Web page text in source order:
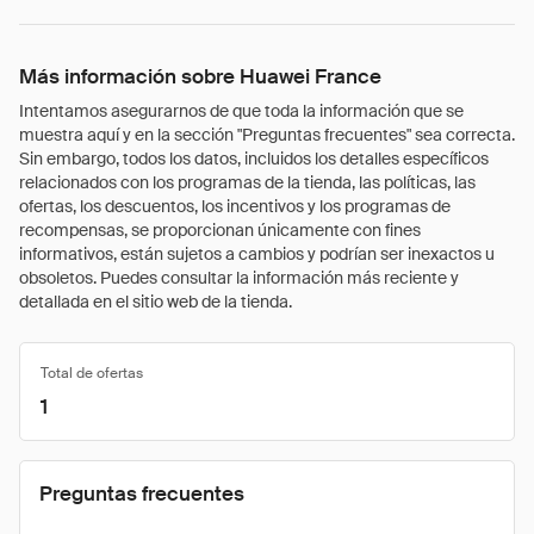
Más información sobre Huawei France
Intentamos asegurarnos de que toda la información que se
muestra aquí y en la sección "Preguntas frecuentes" sea correcta.
Sin embargo, todos los datos, incluidos los detalles específicos
relacionados con los programas de la tienda, las políticas, las
ofertas, los descuentos, los incentivos y los programas de
recompensas, se proporcionan únicamente con fines
informativos, están sujetos a cambios y podrían ser inexactos u
obsoletos. Puedes consultar la información más reciente y
detallada en el sitio web de la tienda.
Total de ofertas
1
Preguntas frecuentes